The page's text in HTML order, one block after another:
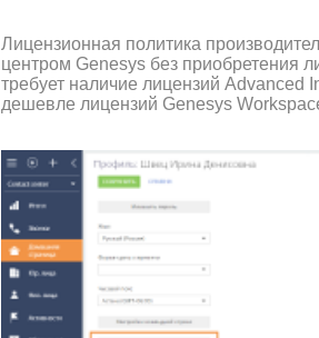
Лицензионная политика
центром Genesys без приобретения
требует наличие лицензий Advanced
дешевле лицензий Genesys